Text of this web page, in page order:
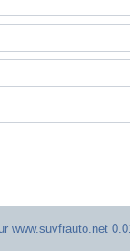
www.suvfrauto.net